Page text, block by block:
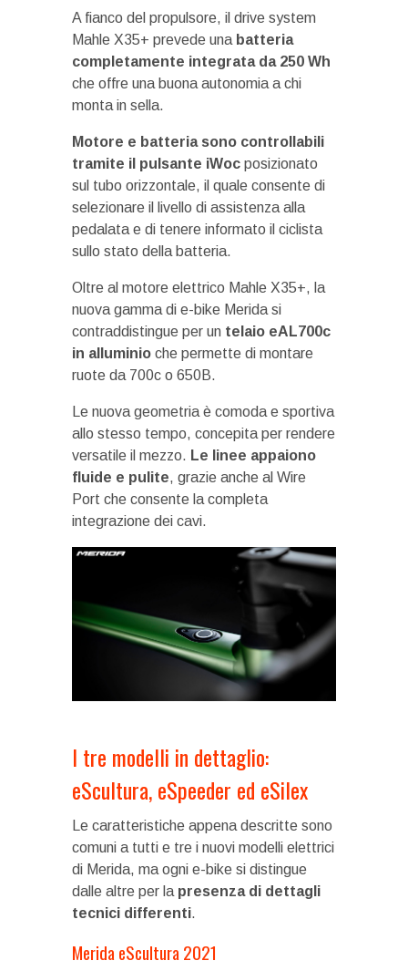
A fianco del propulsore, il drive system
Mahle X35+ prevede una batteria
completamente integrata da 250 Wh
che offre una buona autonomia a chi
monta in sella.
Motore e batteria sono controllabili
tramite il pulsante iWoc posizionato
sul tubo orizzontale, il quale consente di
selezionare il livello di assistenza alla
pedalata e di tenere informato il ciclista
sullo stato della batteria.
Oltre al motore elettrico Mahle X35+, la
nuova gamma di e-bike Merida si
contraddistingue per un telaio eAL700c
in alluminio che permette di montare
ruote da 700c o 650B.
Le nuova geometria è comoda e sportiva
allo stesso tempo, concepita per rendere
versatile il mezzo. Le linee appaiono
fluide e pulite, grazie anche al Wire
Port che consente la completa
integrazione dei cavi.
I tre modelli in dettaglio:
eScultura, eSpeeder ed eSilex
Le caratteristiche appena descritte sono
comuni a tutti e tre i nuovi modelli elettrici
di Merida, ma ogni e-bike si distingue
dalle altre per la presenza di dettagli
tecnici differenti.
Merida eScultura 2021